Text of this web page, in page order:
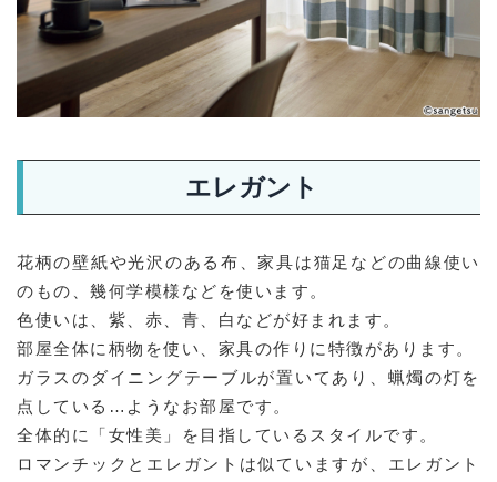
エレガント
花柄の壁紙や光沢のある布、家具は猫足などの曲線使い
のもの、幾何学模様などを使います。
色使いは、紫、赤、青、白などが好まれます。
部屋全体に柄物を使い、家具の作りに特徴があります。
ガラスのダイニングテーブルが置いてあり、蝋燭の灯を
点している…ようなお部屋です。
全体的に「女性美」を目指しているスタイルです。
ロマンチックとエレガントは似ていますが、エレガント